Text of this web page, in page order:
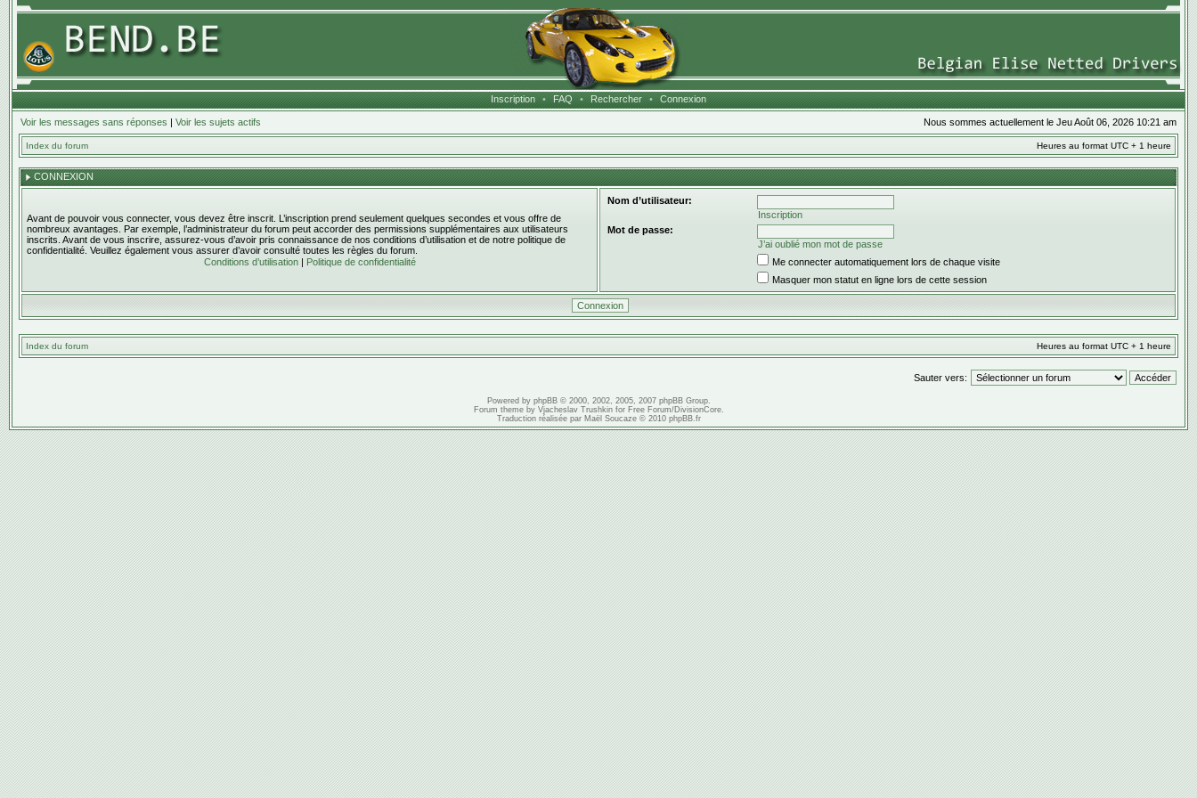
Inscription • FAQ • Rechercher • Connexion
Voir les messages sans réponses | Voir les sujets actifs Nous sommes actuellement le Jeu Août 06, 2026 10:21 am
Index du forum Heures au format UTC + 1 heure
CONNEXION
Avant de pouvoir vous connecter, vous devez être inscrit. L’inscription prend seulement quelques secondes et vous offre de
nombreux avantages. Par exemple, l’administrateur du forum peut accorder des permissions supplémentaires aux utilisateurs
inscrits. Avant de vous inscrire, assurez-vous d’avoir pris connaissance de nos conditions d’utilisation et de notre politique de
confidentialité. Veuillez également vous assurer d’avoir consulté toutes les règles du forum.
Conditions d’utilisation| Politique de confidentialité
Nom d’utilisateur:
Inscription
Mot de passe:
J’ai oublié mon mot de passe
Me connecter automatiquement lors de chaque visite
Masquer mon statut en ligne lors de cette session
Index du forum Heures au format UTC + 1 heure
Sauter vers:
Powered by phpBB© 2000, 2002, 2005, 2007 phpBB Group.
Forum theme by Vjacheslav Trushkinfor Free Forum/DivisionCore.
Traduction réalisée par Maël Soucaze© 2010 phpBB.fr